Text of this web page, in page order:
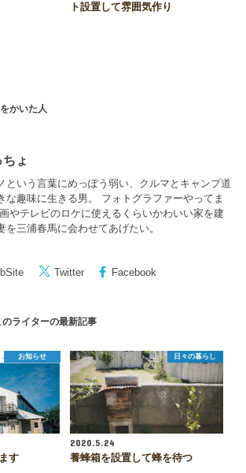
ト設置して雰囲気作り
かいた人
ょ
という言葉にめっぽう弱い、クルマとキャンプ道
な趣味に生きる男。 フォトグラファーやってま
やテレビのロケに使えるくらいかわいい家を建
を三浦春馬に会わせてあげたい。
Twitter Facebook
のライターの最新記事
お知らせ
す
日々の暮らし
2020.5.24
養蜂箱を設置して蜂を待つ